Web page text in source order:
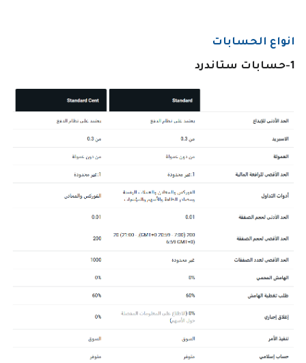
انواع الحسابات
1-حسابات ستاندرد